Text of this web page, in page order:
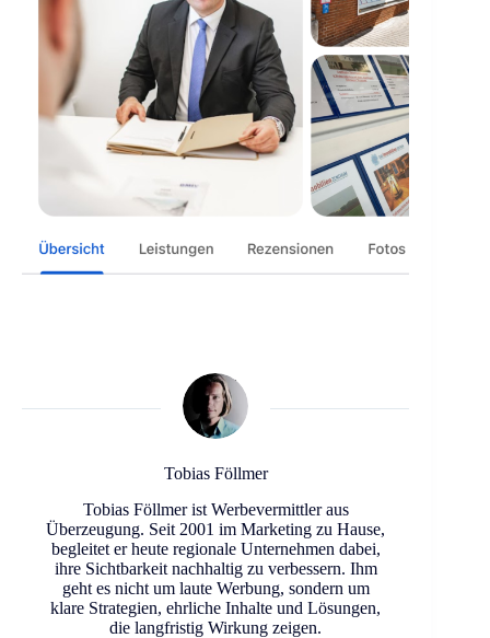
Tobias Föllmer
Tobias Föllmer ist Werbevermittler aus
Überzeugung. Seit 2001 im Marketing zu Hause,
begleitet er heute regionale Unternehmen dabei,
ihre Sichtbarkeit nachhaltig zu verbessern. Ihm
geht es nicht um laute Werbung, sondern um
klare Strategien, ehrliche Inhalte und Lösungen,
die langfristig Wirkung zeigen.